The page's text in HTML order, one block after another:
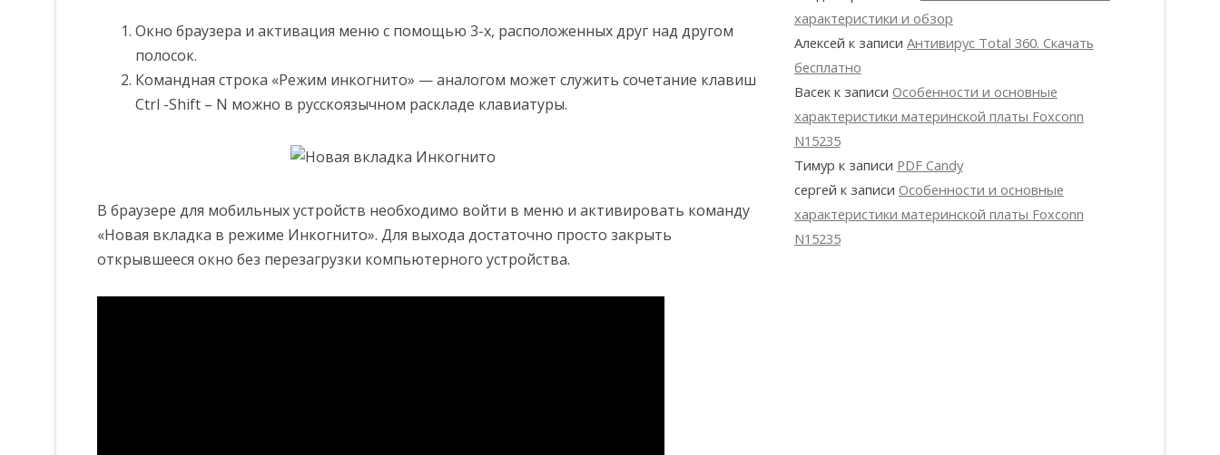
Окно браузера и активация меню с помощью 3-х, расположенных друг над другом
полосок.
Командная строка «Режим инкогнито» — аналогом может служить сочетание клавиш
Ctrl -Shift – N можно в русскоязычном раскладе клавиатуры.
В браузере для мобильных устройств необходимо войти в меню и активировать команду
«Новая вкладка в режиме Инкогнито». Для выхода достаточно просто закрыть
открывшееся окно без перезагрузки компьютерного устройства.
характеристики и обзор
Алексей к записи Антивирус Total 360. Скачать
бесплатно
Васекк записи Особенности и основные
характеристики материнской платы Foxconn
N15235
Тимур к записи PDF Candy
сергей к записи Особенности и основные
характеристики материнской платы Foxconn
N15235